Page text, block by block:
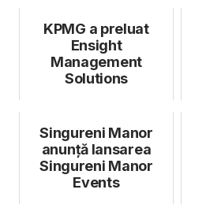
KPMG a preluat
Ensight
Management
Solutions
Singureni Manor
anunță lansarea
Singureni Manor
Events